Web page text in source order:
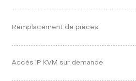
Remplacement de pièces
Accès IP KVM sur demande